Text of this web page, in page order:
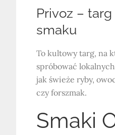
Privoz – targ
smaku
To kultowy targ, na
spróbować
jak świeże ryby,
czy forszmak.
Smaki